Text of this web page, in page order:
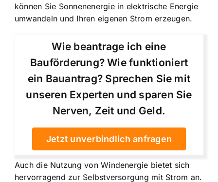
können Sie Sonnenenergie in elektrische Energie
umwandeln und Ihren eigenen Strom erzeugen.
Wie beantrage ich eine
Bauförderung? Wie funktioniert
ein Bauantrag? Sprechen Sie mit
unseren Experten und sparen Sie
Nerven, Zeit und Geld.
Jetzt unverbindlich anfragen
Auch die Nutzung von Windenergie bietet sich
hervorragend zur Selbstversorgung mit Strom an.